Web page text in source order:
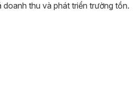
thu và phát triển trường tồn.